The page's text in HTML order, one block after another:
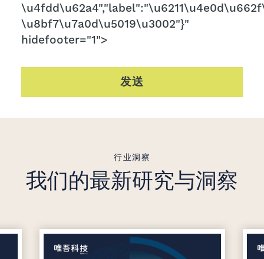
\u8bf7\u7a0d\u5019\u3002"}"
hidefooter="1">
发送
行业洞察
我们的最新研究与洞察